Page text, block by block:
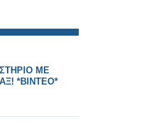
ΜΕ
*ΒΙΝΤΕΟ*